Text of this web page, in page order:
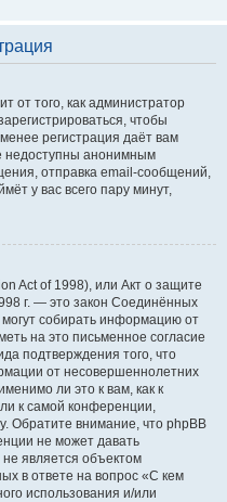
от того, как администратор
чтобы
регистрация даёт вам
недоступны анонимным
отправка email-сообщений,
у вас всего пару минут,
Act of 1998), или Акт о защите
г. — это закон Соединённых
собирать информацию от
на это письменное согласие
подтверждения того, что
от несовершеннолетних
ли это к вам, как к
к самой конференции,
Обратите внимание, что phpBB
не может давать
является объектом
в ответе на вопрос «С кем
использования и/или